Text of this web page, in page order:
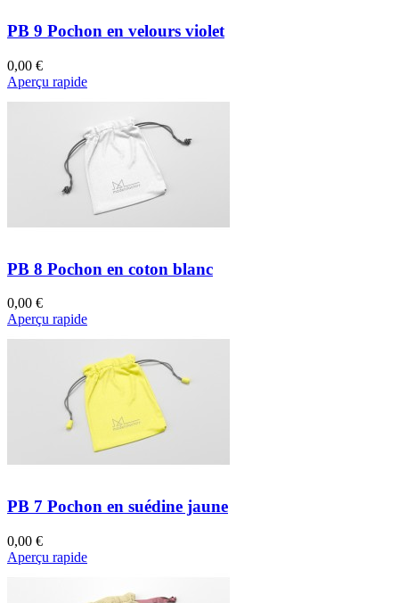
PB 9 Pochon en velours violet
0,00 €
Aperçu rapide
PB 8 Pochon en coton blanc
0,00 €
Aperçu rapide
PB 7 Pochon en suédine jaune
0,00 €
Aperçu rapide